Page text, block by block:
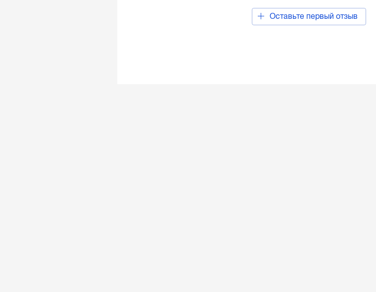
Оставьте первый отзыв